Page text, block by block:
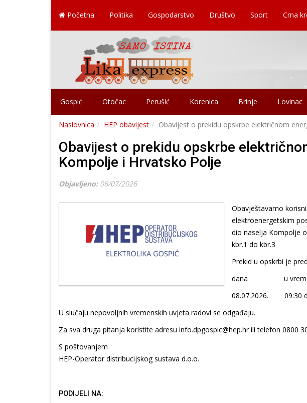
Početna Politika Gospodarstvo Društvo Sport Crna
Gospić Otočac Perušić Korenica Brinje Lovinac
Naslovnica HEP obavijest Obavijest o prekidu opskrbe električnom
Obavijest o prekidu opskrbe
Kompolje i Hrvatsko Polje
Objavljeno: 06/07/2026
Obavještavamo
elektroenergetskim
dio naselja Kompolje
kbr.1 do kbr.3
Prekid u opskrbi je
dana u
08.07.2026. 09:30
U slučaju nepovoljnih vremenskih uvjeta radovi se odgađaju.
Za sva druga pitanja koristite adresu info.dpgospic@hep.hr ili telefon 0800
S poštovanjem
HEP-Operator distribucijskog sustava d.o.o.
PODIJELI NA: